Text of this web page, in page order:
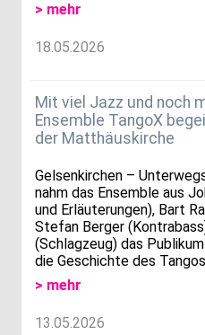
> mehr
18.05.2026
Mit viel Jazz und noch
Ensemble TangoX
der Matthäuskirche
Gelsenkirchen –
nahm das Ensemble aus
und Erläuterungen), Bart
Stefan Berger
(Schlagzeug) das
die Geschichte des
> mehr
13.05.2026